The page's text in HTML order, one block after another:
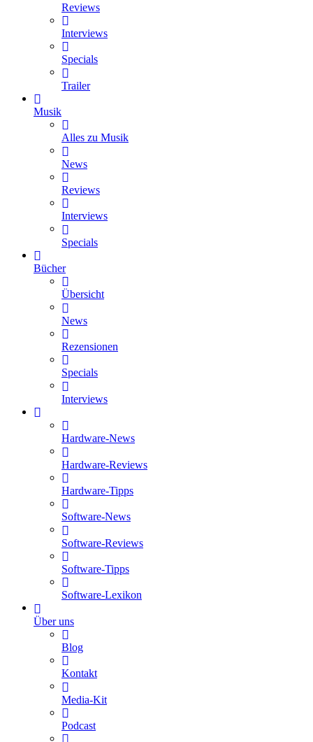
Reviews
Interviews
Specials
Trailer
Musik
Alles zu Musik
News
Reviews
Interviews
Specials
Bücher
Übersicht
News
Rezensionen
Specials
Interviews
Hardware-News
Hardware-Reviews
Hardware-Tipps
Software-News
Software-Reviews
Software-Tipps
Software-Lexikon
Über uns
Blog
Kontakt
Media-Kit
Podcast